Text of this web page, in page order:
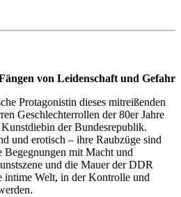
von Leidenschaft und Gefahr
Protagonistin dieses mitreißenden
Geschlechterrollen der 80er Jahre
der Bundesrepublik.
und erotisch – ihre Raubzüge sind
Begegnungen mit Macht und
und die Mauer der DDR
intime Welt, in der Kontrolle und